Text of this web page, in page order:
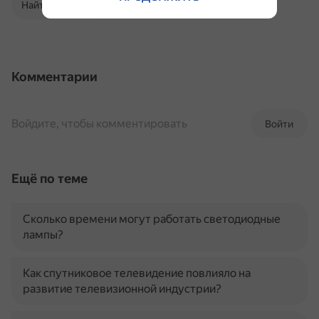
Найти в Поиске
Комментарии
Войти
Войдите, чтобы комментировать
Ещё по теме
Сколько времени могут работать светодиодные
лампы?
Как спутниковое телевидение повлияло на
развитие телевизионной индустрии?